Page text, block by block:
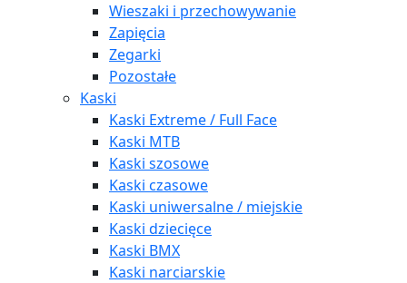
Wieszaki i przechowywanie
Zapięcia
Zegarki
Pozostałe
Kaski
Kaski Extreme / Full Face
Kaski MTB
Kaski szosowe
Kaski czasowe
Kaski uniwersalne / miejskie
Kaski dziecięce
Kaski BMX
Kaski narciarskie